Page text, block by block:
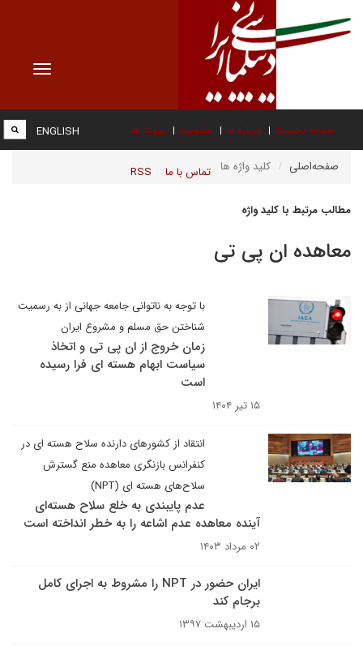
Toggle
صفحه نخست درباره ما عضویت پیوند ها
تماس با ما RSS
ENGLISH
صفحه‌اصلی کلید واژه ها
مطالب مرتبط با کلید واژه
معاهده ان پی تی
با توجه به ناتوانی جامعه جهانی از به رسمیت
شناختن حق مسلم و مشروع ایران
زمان خروج از ان پی تی و اتخاذ
سیاست ابهام هسته ای فرا رسیده
است
۱۵ تیر ۱۴۰۴
انتقاد از کشورهای دارنده سلاح هسته ای در
کنفرانس بازنگری معاهده منع گسترش
سلاح‌های هسته ای (NPT)
عدم پایبندی به خلع سلاح هسته‌ای
آینده معاهده عدم اشاعه را به خطر انداخته است
۰۲ مرداد ۱۴۰۳
ایران حضور در NPT را مشروط به اجرای کامل
برجام کند
۱۵ اردیبهشت ۱۳۹۷